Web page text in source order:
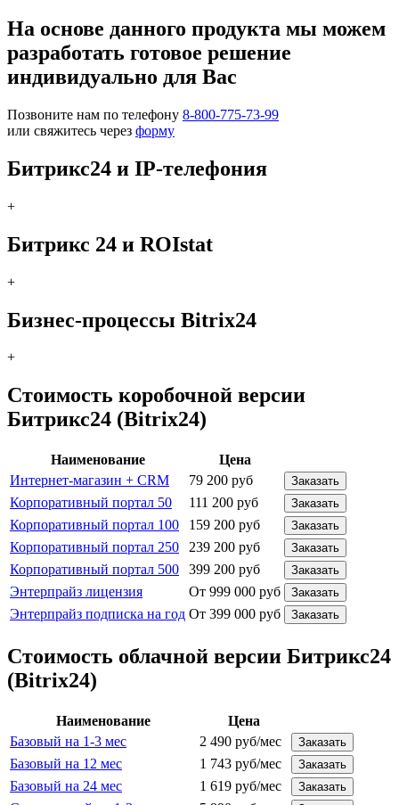
На основе данного продукта мы можем
разработать готовое решение
индивидуально для Вас
Позвоните нам по телефону 8-800-775-73-99
или свяжитесь через форму
Битрикс24 и IP-телефония
+
Битрикс 24 и ROIstat
+
Бизнес-процессы Bitrix24
+
Стоимость коробочной версии
Битрикс24 (Bitrix24)
Наименование
Цена
Интернет-магазин + CRM
79 200 руб Заказать
Корпоративный портал 50 111 200 руб Заказать
Корпоративный портал 100 159 200 руб Заказать
Корпоративный портал 250 239 200 руб Заказать
Корпоративный портал 500 399 200 руб Заказать
Энтерпрайз лицензия От 999 000 руб Заказать
Энтерпрайз подписка на год От 399 000 руб Заказать
Стоимость облачной версии Битрикс24
(Bitrix24)
Наименование
Цена
Базовый на 1-3 мес
2 490 руб/мес Заказать
Базовый на 12 мес 1 743 руб/мес Заказать
Базовый на 24 мес 1 619 руб/мес Заказать